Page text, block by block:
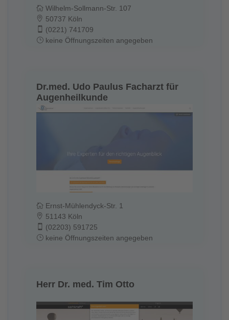
Wilhelm-Sollmann-Str. 107
50737 Köln
(0221) 741709
keine Öffnungszeiten angegeben
Dr.med. Udo Paulus Facharzt für
Augenheilkunde
Ernst-Mühlendyck-Str. 1
51143 Köln
(02203) 591725
keine Öffnungszeiten angegeben
Herr Dr. med. Tim Otto